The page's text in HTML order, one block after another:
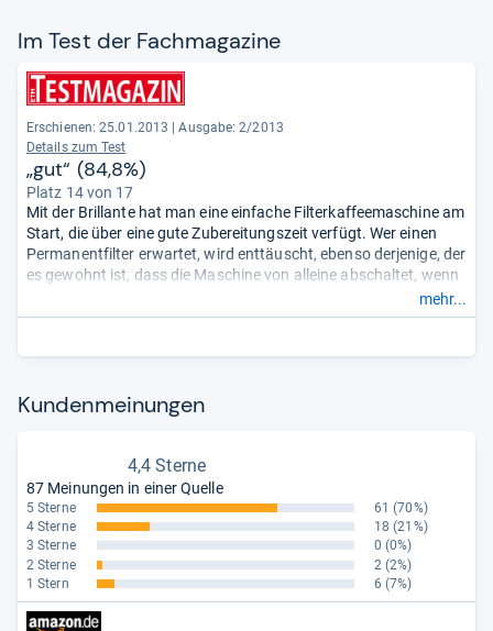
Im Test der Fach­ma­ga­zine
Erschienen: 25.01.2013
Ausgabe: 2/2013
Details zum Test
„gut“ (84,8%)
Platz 14 von 17
Mit der Brillante hat man eine einfache Filterkaffeemaschine am
Start, die über eine gute Zubereitungszeit verfügt. Wer einen
Permanentfilter erwartet, wird enttäuscht, ebenso derjenige, der
es gewohnt ist, dass die Maschine von alleine abschaltet, wenn
der Kaffee fertig ist. Wenn man jedoch auf solchen Komfort
verzichten kann, ist die ICMJ210 eine gute Maschine für
mehr...
Kun­den­mei­nun­gen
4,4 Sterne
87 Meinungen in einer Quelle
5 Sterne 61 (70%)
4 Sterne
18 (21%)
3 Sterne
0 (0%)
2 Sterne
2 (2%)
1 Stern
6 (7%)